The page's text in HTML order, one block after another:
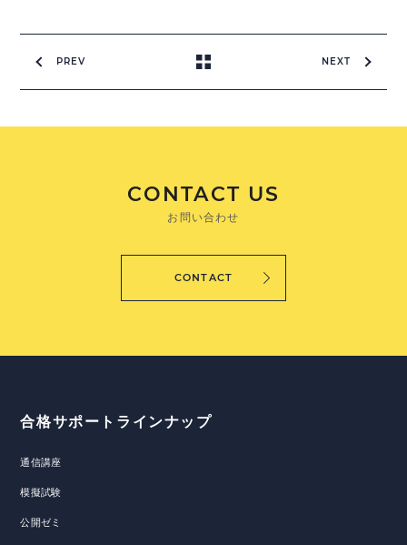
PREV NEXT
CONTACT US
お問い合わせ
CONTACT
合格サポートラインナップ
通信講座
模擬試験
公開ゼミ